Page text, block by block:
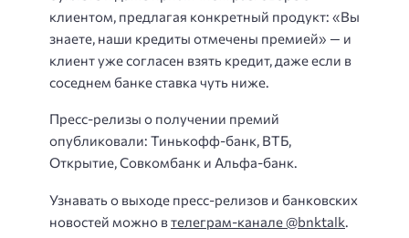
клиентом, предлагая конкретный продукт: «Вы
знаете, наши кредиты отмечены премией» — и
клиент уже согласен взять кредит, даже если в
соседнем банке ставка чуть ниже.
Пресс-релизы о получении премий
опубликовали: Тинькофф-банк, ВТБ,
Открытие, Совкомбанк и Альфа-банк.
Узнавать о выходе пресс-релизов и банковских
новостей можно втелеграм-канале @bnktalk.